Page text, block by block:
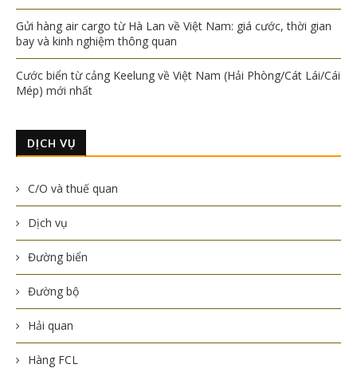
Gửi hàng air cargo từ Hà Lan về Việt Nam: giá cước, thời gian
bay và kinh nghiệm thông quan
Cước biển từ cảng Keelung về Việt Nam (Hải Phòng/Cát Lái/Cái
Mép) mới nhất
DỊCH VỤ
C/O và thuế quan
Dịch vụ
Đường biển
Đường bộ
Hải quan
Hàng FCL